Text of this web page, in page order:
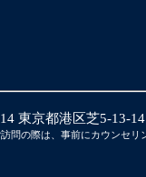
東京都港区芝5-13-
問の際は、事前にカウンセリ